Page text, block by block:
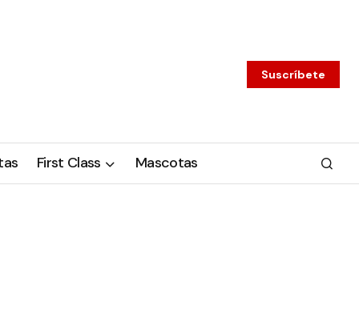
Suscríbete
First Class Mascotas